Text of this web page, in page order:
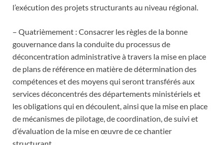
l’exécution des projets structurants au niveau régional.
– Quatrièmement : Consacrer les règles de la bonne
gouvernance dans la conduite du processus de
déconcentration administrative à travers la mise en place
de plans de référence en matière de détermination des
compétences et des moyens qui seront transférés aux
services déconcentrés des départements ministériels et
les obligations qui en découlent, ainsi que la mise en place
de mécanismes de pilotage, de coordination, de suivi et
d’évaluation de la mise en œuvre de ce chantier